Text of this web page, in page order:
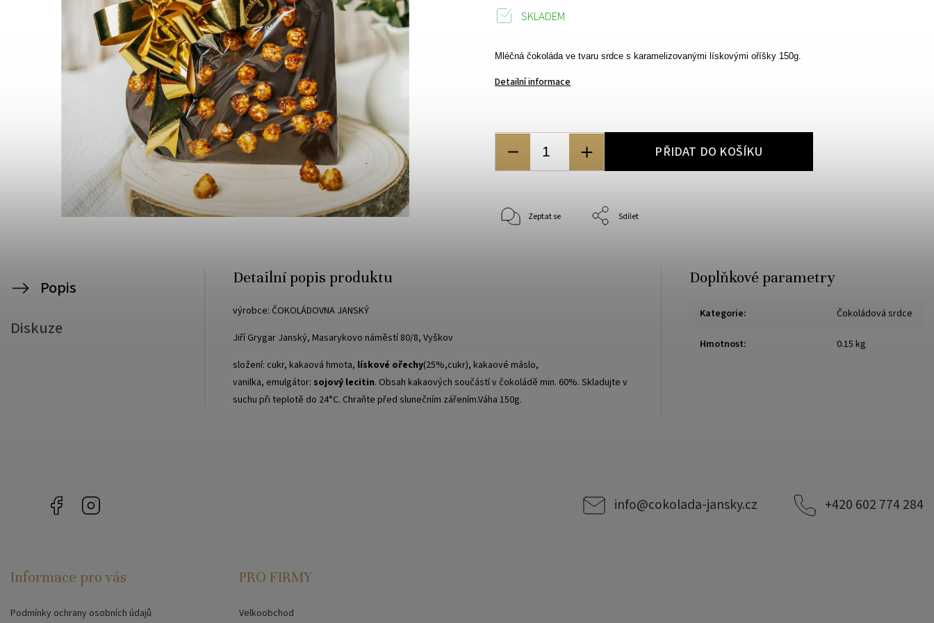
Mléčná čokoláda ve tvaru srdce s karamelizovanými lískovými oříšky 150g.
Detailní informace
SKLADEM
PŘIDAT DO KOŠÍKU
Zeptat se Sdílet
Popis
Diskuze
Detailní popis produktu
výrobce: ČOKOLÁDOVNA JANSKÝ
Jiří Grygar Janský, Masarykovo náměstí 80/8, Vyškov
složení: cukr, kakaová hmota, lískové ořechy(25%,cukr), kakaové máslo,
vanilka, emulgátor: sojový lecitin. Obsah kakaových součástí v čokoládě min. 60%. Skladujte v
suchu při teplotě do 24°C. Chraňte před slunečním zářením.Váha 150g.
Doplňkové parametry
Kategorie: Čokoládová srdce
Hmotnost: 0.15 kg
Facebook info@cokolada-jansky.cz +420 602 774 284
Informace pro vás
Podmínky ochrany osobních údajů
PRO FIRMY
Velkoobchod